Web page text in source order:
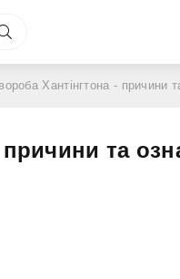
Хантінгтона - причини
та